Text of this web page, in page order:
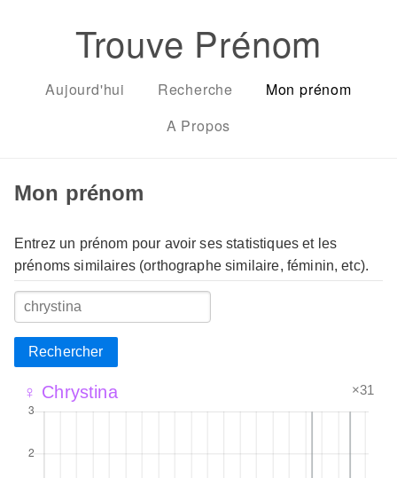
Trouve Prénom
Aujourd'hui Recherche
Mon prénom
A Propos
Mon prénom
Entrez un prénom pour avoir ses statistiques et les
prénoms similaires (orthographe similaire, féminin, etc).
Rechercher
♀ Chrystina ×31